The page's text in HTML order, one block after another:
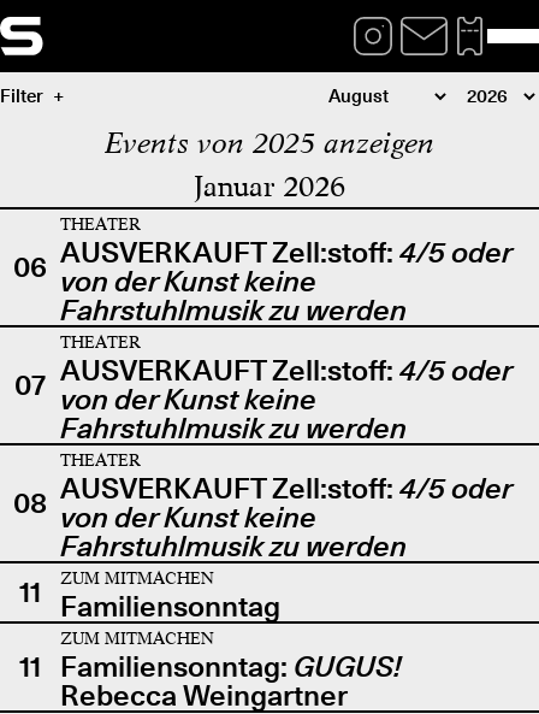
Filter
Events von 2025 anzeigen
Januar 2026
06
THEATER
AUSVERKAUFT Zell:stoff: 4/5 oder
von der Kunst keine
Fahrstuhlmusik zu werden
07
THEATER
AUSVERKAUFT Zell:stoff: 4/5 oder
von der Kunst keine
Fahrstuhlmusik zu werden
08
THEATER
AUSVERKAUFT Zell:stoff: 4/5 oder
von der Kunst keine
Fahrstuhlmusik zu werden
11
ZUM MITMACHEN
Familiensonntag
11
ZUM MITMACHEN
Familiensonntag: GUGUS!
Rebecca Weingartner